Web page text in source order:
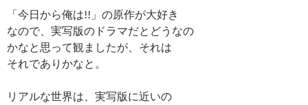
「今日から俺は!!」の原作が大好き
なので、実写版のドラマだとどうなの
かなと思って観ましたが、それは
それでありかなと。
リアルな世界は、実写版に近いの